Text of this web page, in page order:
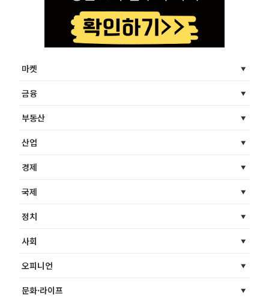
마켓
금융
부동산
산업
경제
국제
정치
사회
오피니언
문화·라이프